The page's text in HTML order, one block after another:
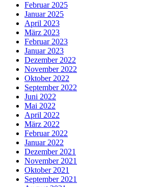
Februar 2025
Januar 2025
April 2023
März 2023
Februar 2023
Januar 2023
Dezember 2022
November 2022
Oktober 2022
September 2022
Juni 2022
Mai 2022
April 2022
März 2022
Februar 2022
Januar 2022
Dezember 2021
November 2021
Oktober 2021
September 2021